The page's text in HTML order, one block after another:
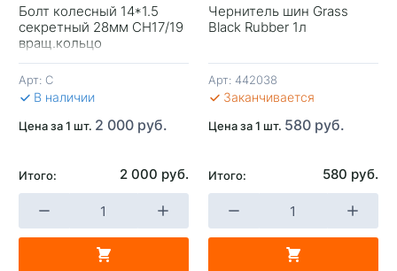
Болт колесный 14*1.5
секретный 28мм CH17/19
вращ.кольцо
Арт: С
В наличии
Цена за 1 шт. 2 000 руб.
Итого: 2 000 руб.
Чернитель шин Grass
Black Rubber 1л
Арт: 442038
Заканчивается
Цена за 1 шт. 580 руб.
Итого: 580 руб.
-